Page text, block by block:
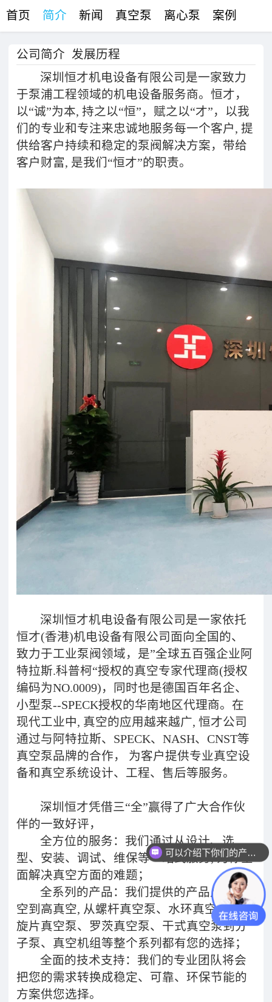
首页 简介 新闻 真空泵 离心泵 案例
联络
公司简介
发展历程
深圳恒才机电设备有限公司是一家致力
于泵浦工程领域的机电设备服务商。恒才，
以“诚”为本, 持之以“恒”，赋之以“才”，以我
们的专业和专注来忠诚地服务每一个客户, 提
供给客户持续和稳定的泵阀解决方案，带给
客户财富, 是我们“恒才”的职责。
深圳恒才机电设备有限公司是一家依托
恒才(香港)机电设备有限公司面向全国的、
致力于工业泵阀领域，是”全球五百强企业阿
特拉斯.科普柯“授权的真空专家代理商(授权
编码为NO.0009)，同时也是德国百年名企、
小型泵--SPECK授权的华南地区代理商。在
现代工业中, 真空的应用越来越广, 恒才公司
通过与阿特拉斯、SPECK、NASH、CNST等
真空泵品牌的合作， 为客户提供专业真空设
备和真空系统设计、工程、售后等服务。
深圳恒才凭借三“全”赢得了广大合作伙
伴的一致好评，
全方位的服务：我们通过从设计、选
型、安装、调试、维保等一站式服务, 为你全
面解决真空方面的难题；
全系列的产品：我们提供的产品从粗真
空到高真空, 从螺杆真空泵、水环真空泵、油
旋片真空泵、罗茨真空泵、干式真空泵到分
子泵、真空机组等整个系列都有您的选择；
全面的技术支持：我们的专业团队将会
把您的需求转换成稳定、可靠、环保节能的
方案供您选择。
可以介绍下你们的产品么？